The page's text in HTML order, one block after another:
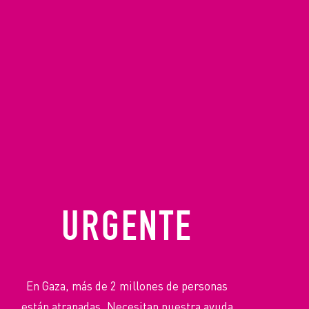
URGENTE
En Gaza, más de 2 millones de personas